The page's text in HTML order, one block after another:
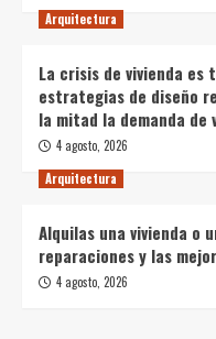
Arquitectura
La crisis de vivienda es
estrategias de diseño
la mitad la demanda de
4 agosto, 2026
Arquitectura
Alquilas una vivienda o
reparaciones y las
4 agosto, 2026